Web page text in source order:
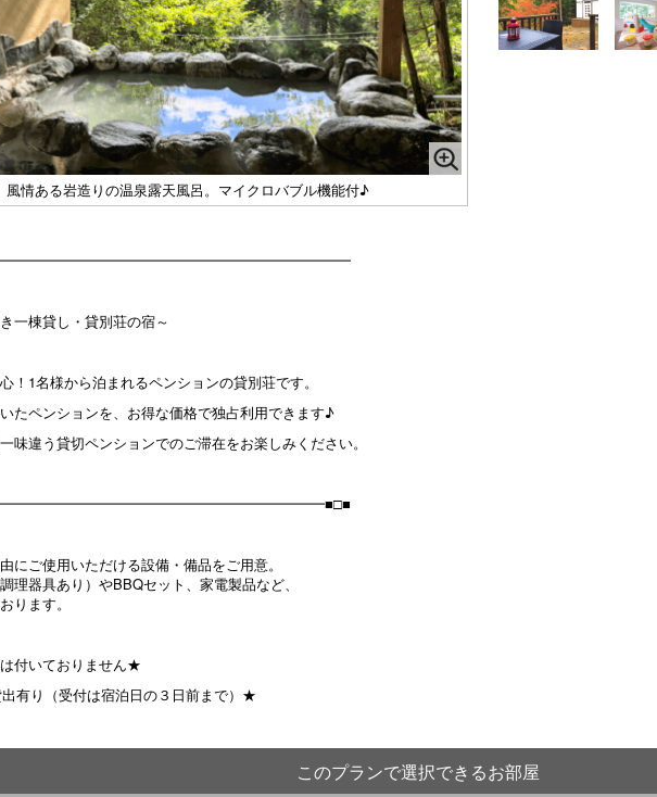
風情ある岩造りの温泉露天風呂。マイクロバブル機能付♪
一棟貸し・貸別荘の宿～
！1名様から泊まれるペンションの貸別荘です。
たペンションを、お得な価格で独占利用できます♪
味違う貸切ペンションでのご滞在をお楽しみください。
にご使用いただける設備・備品をご用意。
理器具あり）やBBQセット、家電製品など、
ります。
付いておりません★
有り（受付は宿泊日の３日前まで）★
このプランで選択できるお部屋